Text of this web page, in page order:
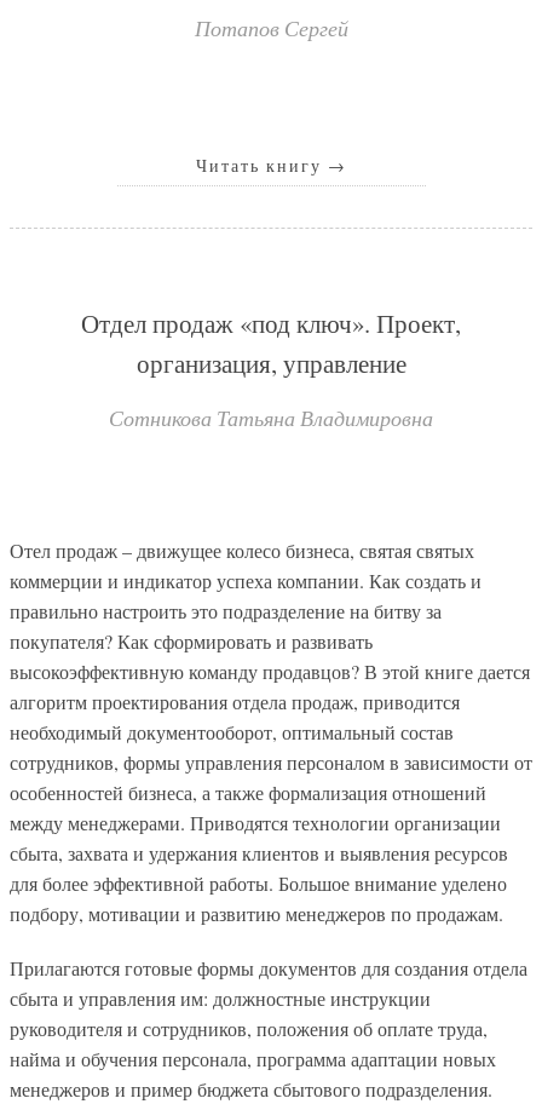
Потапов Сергей
Читать книгу →
Отдел продаж «под ключ». Проект,
организация, управление
Сотникова Татьяна Владимировна
Отел продаж – движущее колесо бизнеса, святая святых
коммерции и индикатор успеха компании. Как создать и
правильно настроить это подразделение на битву за
покупателя? Как сформировать и развивать
высокоэффективную команду продавцов? В этой книге дается
алгоритм проектирования отдела продаж, приводится
необходимый документооборот, оптимальный состав
сотрудников, формы управления персоналом в зависимости от
особенностей бизнеса, а также формализация отношений
между менеджерами. Приводятся технологии организации
сбыта, захвата и удержания клиентов и выявления ресурсов
для более эффективной работы. Большое внимание уделено
подбору, мотивации и развитию менеджеров по продажам.
Прилагаются готовые формы документов для создания отдела
сбыта и управления им: должностные инструкции
руководителя и сотрудников, положения об оплате труда,
найма и обучения персонала, программа адаптации новых
менеджеров и пример бюджета сбытового подразделения.